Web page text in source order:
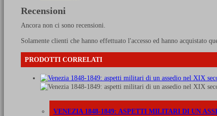
tragedia
-
Vol.
e
vol.
quantità
Recensioni
Ancora non ci sono recensioni.
Solamente clienti che hanno effettuato l'accesso ed hanno acquistato
PRODOTTI CORRELATI
VENEZIA 1848-1849: ASPETTI MILITARI DI UN